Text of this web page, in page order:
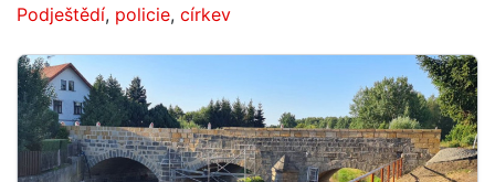
Podještědí, policie, církev